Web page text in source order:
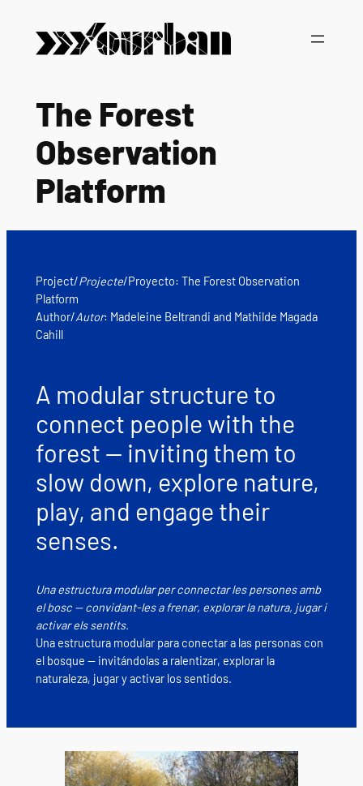
content
The Forest
Observation
Platform
Project/Projecte/Proyecto: The Forest Observation
Platform
Author/Autor: Madeleine Beltrandi and Mathilde Magada
Cahill
A modular structure to
connect people with the
forest — inviting them to
slow down, explore nature,
play, and engage their
senses.
Una estructura modular per connectar les persones amb
el bosc — convidant-les a frenar, explorar la natura, jugar i
activar els sentits.
Una estructura modular para conectar a las personas con
el bosque — invitándolas a ralentizar, explorar la
naturaleza, jugar y activar los sentidos.